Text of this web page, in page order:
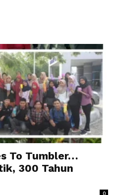
To Tumbler…
300 Tahun